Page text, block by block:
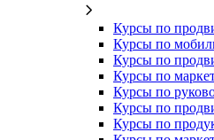
Курсы по
Курсы по
Курсы по
Курсы по
Курсы по
Курсы по
Курсы по